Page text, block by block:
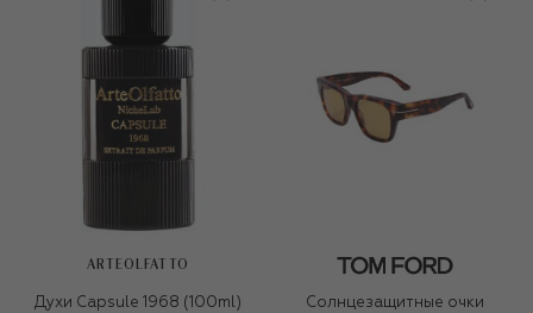
ARTEOLFATTO
Духи Capsule 1968 (100ml)
Солнцезащитные очки